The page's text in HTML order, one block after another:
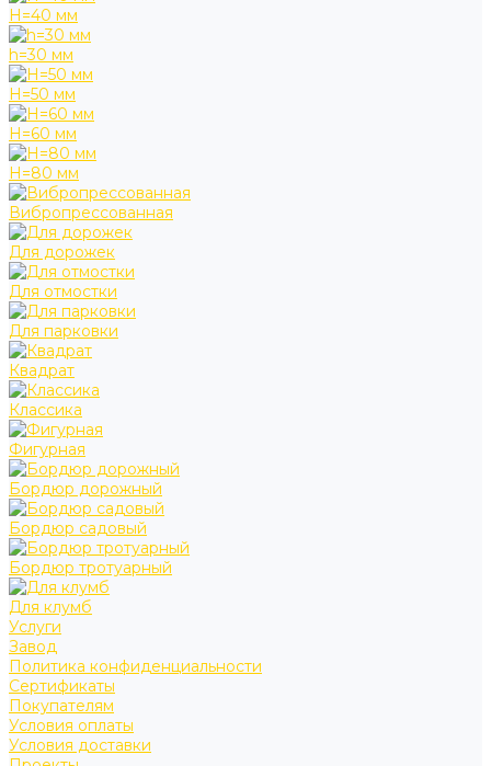
H=40 мм
h=30 мм
H=50 мм
H=60 мм
H=80 мм
Вибропрессованная
Для дорожек
Для отмостки
Для парковки
Квадрат
Классика
Фигурная
Бордюр дорожный
Бордюр садовый
Бордюр тротуарный
Для клумб
Услуги
Завод
Политика конфиденциальности
Сертификаты
Покупателям
Условия оплаты
Условия доставки